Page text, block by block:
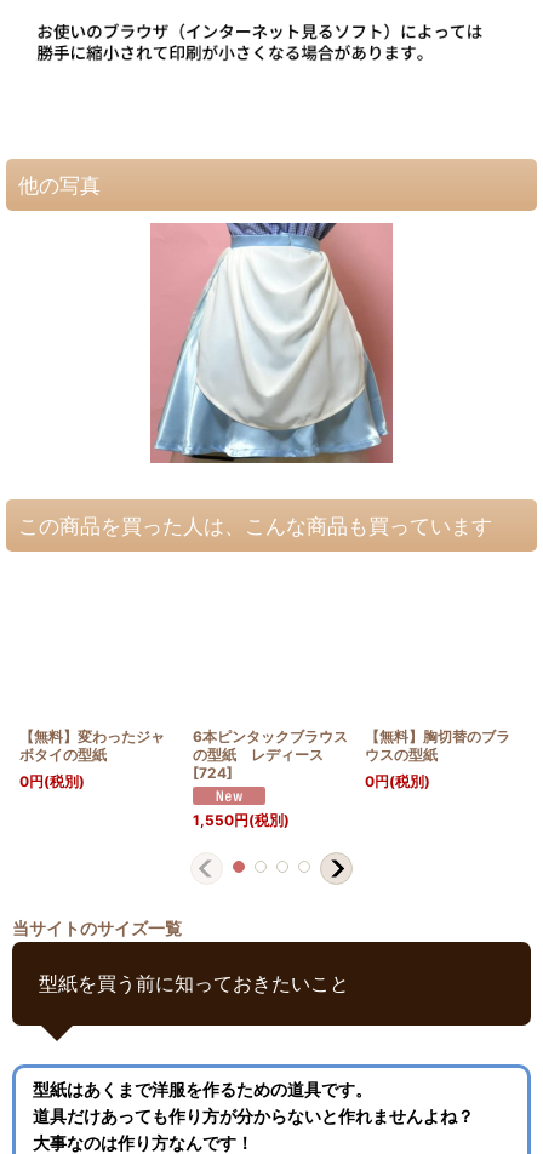
他の写真
この商品を買った人は、こんな商品も買っています
【無料】変わったジャ
ボタイの型紙
0円(税別)
6本ピンタックブラウス
の型紙 レディース
[724]
1,550円(税別)
【無料】胸切替のブラ
ウスの型紙
0円(税別)
当サイトのサイズ一覧
型紙を買う前に知っておきたいこと
型紙はあくまで洋服を作るための道具です。
道具だけあっても作り方が分からないと作れませんよね？
大事なのは作り方なんです！